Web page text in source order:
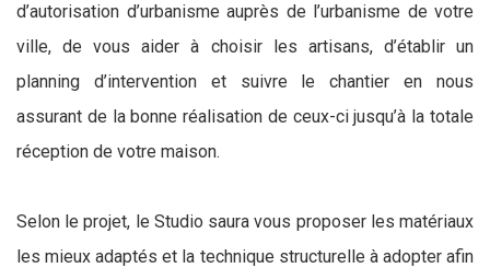
d’autorisation d’urbanisme auprès de l’urbanisme de votre
ville, de vous aider à choisir les artisans, d’établir un
planning d’intervention et suivre le chantier en nous
assurant de la bonne réalisation de ceux-ci jusqu’à la totale
réception de votre maison.
Selon le projet, le Studio saura vous proposer les matériaux
les mieux adaptés et la technique structurelle à adopter afin